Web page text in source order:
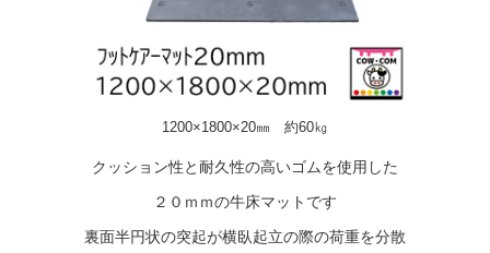
1200×1800×20㎜ 約60㎏
クッション性と耐久性の高いゴムを使用した
２０ｍｍの牛床マットです
裏面半円状の突起が横臥起立の際の荷重を分散